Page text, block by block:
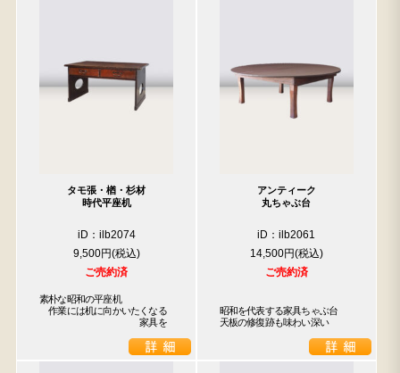
タモ張・楢・杉材
時代平座机
iD：ilb2074
9,500円
ご売約済
素朴な昭和の平座机
作業には机に向かいたくなる
家具を
アンティーク
丸ちゃぶ台
iD：ilb2061
14,500円
ご売約済
昭和を代表する家具ちゃぶ台
天板の修復跡も味わい深い
検索